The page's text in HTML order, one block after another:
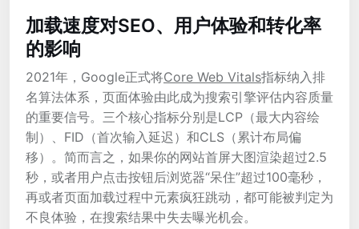
加载速度对SEO、用户体验和转化率
的影响
2021年，Google正式将Core Web Vitals指标纳入排
名算法体系，页面体验由此成为搜索引擎评估内容质量
的重要信号。三个核心指标分别是LCP（最大内容绘
制）、FID（首次输入延迟）和CLS（累计布局偏
移）。简而言之，如果你的网站首屏大图渲染超过2.5
秒，或者用户点击按钮后浏览器“呆住”超过100毫秒，
再或者页面加载过程中元素疯狂跳动，都可能被判定为
不良体验，在搜索结果中失去曝光机会。